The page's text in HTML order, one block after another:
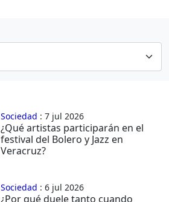
Sociedad : 7 jul 2026
¿Qué artistas participarán en el
festival del Bolero y Jazz en
Veracruz?
Sociedad : 6 jul 2026
¿Por qué duele tanto cuando